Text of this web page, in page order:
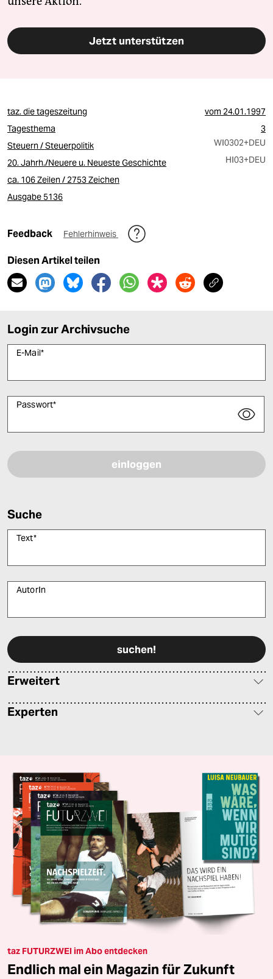
Jetzt unterstützen
taz. die tageszeitung vom24.01.1997
Tagesthema
3
Steuern / Steuerpolitik
WI0302+DEU
20. Jahrh./Neuere u. Neueste Geschichte
HI03+DEU
ca. 106 Zeilen / 2753 Zeichen
Ausgabe 5136
Feedback Fehlerhinweis
Diesen Artikel teilen
Login zur Archivsuche
E-Mail*
Passwort*
Suche
Text*
AutorIn
Erweitert
Experten
taz FUTURZWEI im Abo entdecken
Endlich mal ein Magazin für Zukunft